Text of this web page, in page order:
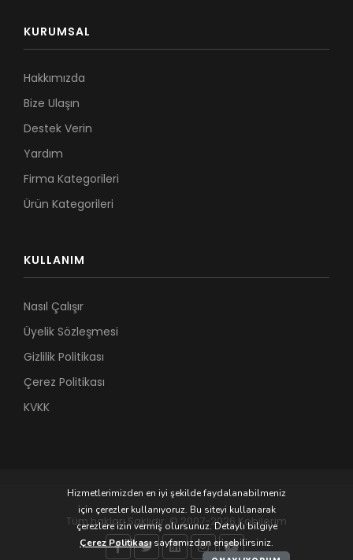
KURUMSAL
Hakkımızda
Bize Ulaşın
Destek Verin
Yardım
Firma Kategorileri
Ürün Kategorileri
KULLANIM
Nasıl Çalışır
Üyelik Sözleşmesi
Gizlilik Politikası
Çerez Politikası
KVKK
Tüm hakları Saklıdır. © 2007-2026 Kobilerim
Hizmetlerimizden en iyi şekilde faydalanabilmeniz
için çerezler kullanıyoruz. Bu siteyi kullanarak
çerezlere izin vermiş olursunuz. Detaylı bilgiye
Çerez Politikasısayfamızdan erişebilirsiniz.